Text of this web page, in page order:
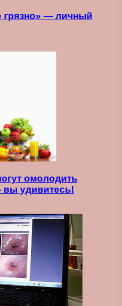
грязно» — личный
омолодить
вы удивитесь!